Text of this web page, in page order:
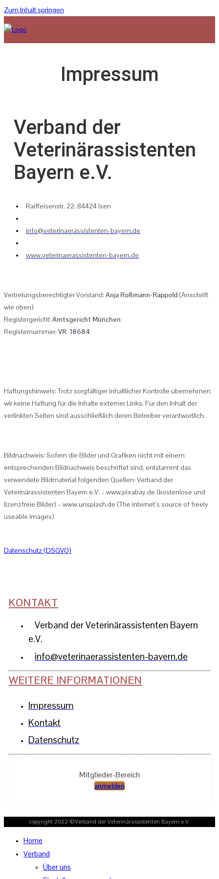
Zum Inhalt springen
Impressum
Verband der
Veterinärassistenten
Bayern e.V.
Raiffeisenstr. 22, 84424 Isen
info@veterinaerassistenten-bayern.de
www.veterinaerassistenten-bayern.de
Vertretungsberechtigter Vorstand: Anja Roßmann-Rappold(Anschrift
wie oben)
Registergericht: Amtsgericht München
Registernummer: VR 18684
Haftungshinweis: Trotz sorgfältiger inhaltlicher Kontrolle übernehmen
wir keine Haftung für die Inhalte externer Links. Für den Inhalt der
verlinkten Seiten sind ausschließlich deren Betreiber verantwortlich.
Bildnachweis: Sofern die Bilder und Grafiken nicht mit einem
entsprechenden Bildnachweis beschriftet sind, entstammt das
verwendete Bildmaterial folgenden Quellen: Verband der
Veterinärassistenten Bayern e.V. – www.pixabay.de (kostenlose und
lizenzfreie Bilder) – www.unsplash.de (The internet’s source of freely
useable images)
Datenschutz (DSGVO)
KONTAKT
Verband der Veterinärassistenten Bayern
e.V.
info@veterinaerassistenten-bayern.de
WEITERE INFORMATIONEN
Impressum
Kontakt
Datenschutz
Mitglieder-Bereich
anmelden
copyright 2022 ©Verband der Veterinärassistenten Bayern e.V.
Home
Verband
Über uns